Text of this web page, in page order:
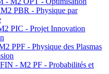
PBR - Physique par
PIC - Projet Innovation
PPF - Physique des Plasmas
- M2 PF - Probabilités et